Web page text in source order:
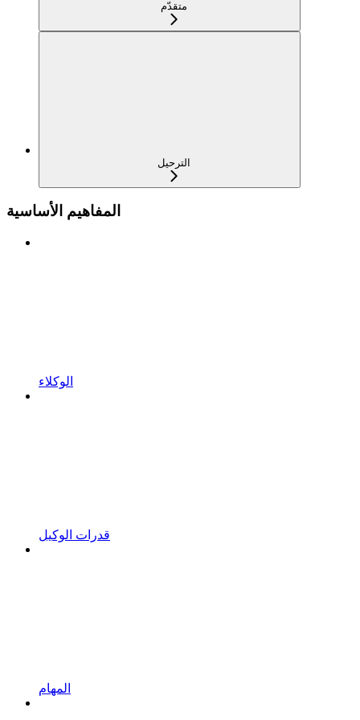
متقدّم
الترحيل
المفاهيم الأساسية
الوكلاء
قدرات الوكيل
المهام